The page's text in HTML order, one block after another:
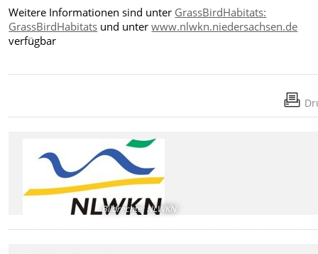
Weitere Informationen sind unter GrassBirdHabitats:
GrassBirdHabitats und unterwww.nlwkn.niedersachsen.de
verfügbar
Bildrechte:NLWKN